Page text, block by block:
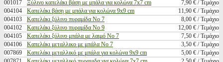
001017
Ξύλινο καπελάκι βάση με μπάλα για κολώνα 7x7 cm
7,90 € / Τεμάχιο
004104
Καπελάκι βάση με μπάλα για κολώνα 9x9 cm
11,90 € / Τεμάχιο
004103
Καπελάκι ξύλινο πυραμίδα Νο 7
8,00 € / Τεμάχιο
004102
Καπελάκι ξύλινο πυραμίδα Νο 9
12,00 € / Τεμάχιο
004105
Καπελάκι ξύλινο μπάλα με λαιμό Νο 7
7,50 € / Τεμάχιο
004106
Καπελάκι μεταλλικο με μπάλα Νο 7
3,50 € / Τεμάχιο
007869
Καπελάκι μεταλλικό με μπάλα για κολώνα 9x9 cm
5,00 € / Τεμάχιο